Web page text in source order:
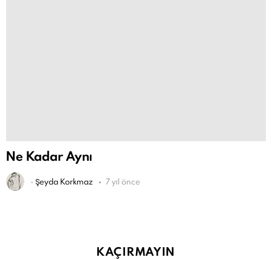
Ne Kadar Aynı
- Şeyda Korkmaz 7 yıl önce
KAÇIRMAYIN